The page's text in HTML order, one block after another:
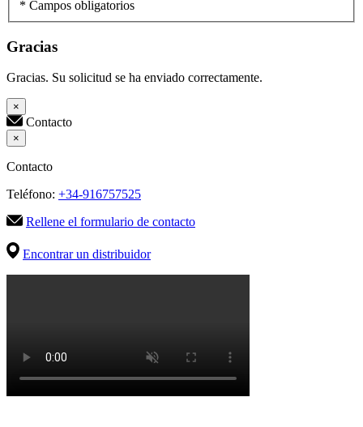
* Campos obligatorios
Gracias
Gracias. Su solicitud se ha enviado correctamente.
×
Contacto
×
Contacto
Teléfono: +34-916757525
Rellene el formulario de contacto
Encontrar un distribuidor